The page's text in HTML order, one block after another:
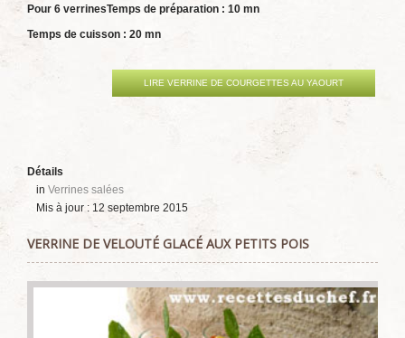
Pour 6 verrinesTemps de préparation : 10 mn
Temps de cuisson : 20 mn
LIRE VERRINE DE COURGETTES AU YAOURT
Détails
in Verrines salées
Mis à jour : 12 septembre 2015
VERRINE DE VELOUTÉ GLACÉ AUX PETITS POIS